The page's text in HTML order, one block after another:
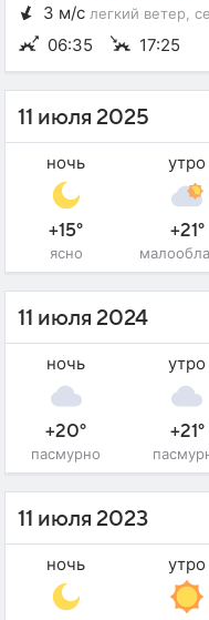
3 м/с легкий ветер ,
06:35 17:25
11 июля 2025
ночь
+15°
ясно
утро
+21°
11 июля 2024
ночь
+20°
пасмурно
утро
+21°
11 июля 2023
ночь утро